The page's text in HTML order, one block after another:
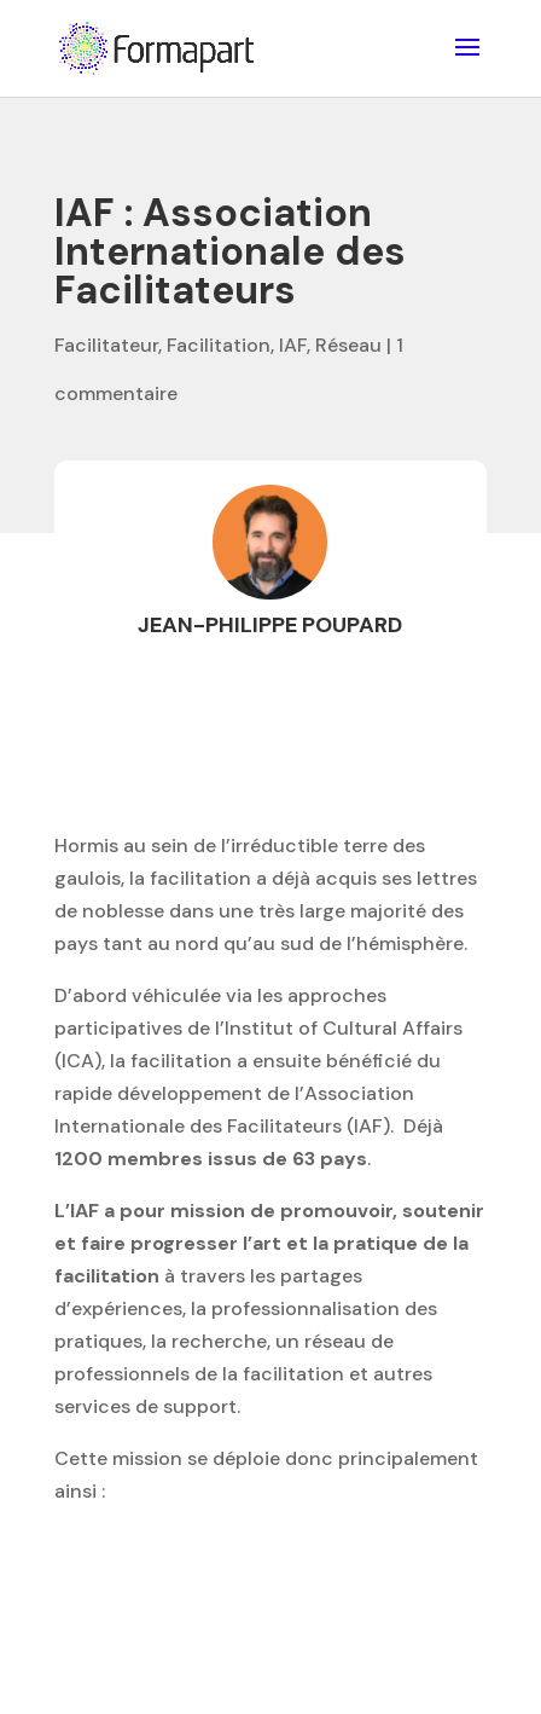
IAF : Association
Internationale des
Facilitateurs
Facilitateur, Facilitation, IAF, Réseau | 1
commentaire
JEAN-PHILIPPE POUPARD
Hormis au sein de l’irréductible terre des
gaulois, la facilitation a déjà acquis ses lettres
de noblesse dans une très large majorité des
pays tant au nord qu’au sud de l’hémisphère.
D’abord véhiculée via les approches
participatives de l’Institut of Cultural Affairs
(ICA), la facilitation a ensuite bénéficié du
rapide développement de l’Association
Internationale des Facilitateurs (IAF). Déjà
1200 membres issus de 63 pays.
L’IAF a pour mission de promouvoir, soutenir
et faire progresser l’art et la pratique de la
facilitation à travers les partages
d’expériences, la professionnalisation des
pratiques, la recherche, un réseau de
professionnels de la facilitation et autres
services de support.
Cette mission se déploie donc principalement
ainsi :